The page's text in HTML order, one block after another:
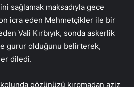
sağlamak maksadıyla gece
icra eden Mehmetçikler ile bir
Vali Kırbıyık, sonda askerlik
gurur olduğunu belirterek,
diledi.
gözünüzü kırpmadan aziz